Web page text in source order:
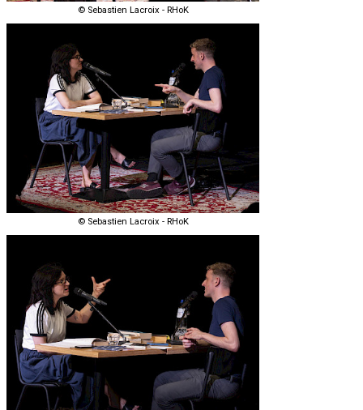
© Sebastien Lacroix - RHoK
© Sebastien Lacroix - RHoK